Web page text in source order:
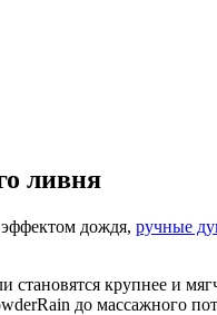
ливня
дождя, ручные
крупнее и
до массажного